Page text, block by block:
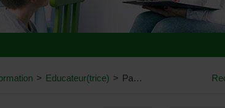
> Educateur(trice) > Passerelles apres decret bologne???